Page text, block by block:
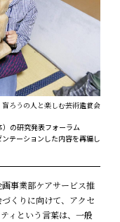
盲ろうの人と楽しむ芸術鑑賞会
の研究発表フォーラム
テーションした内容を再編し
事業部ケアサービス推
くりに向けて、アクセ
ィという言葉は、一般